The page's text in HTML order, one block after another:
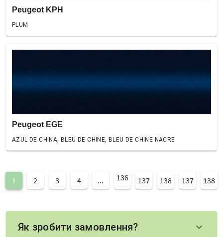
Peugeot KPH
PLUM
Peugeot EGE
AZUL DE CHINA, BLEU DE CHINE, BLEU DE CHINE NACRE
1 2 3 4 ... 136 137 138 137 138
Як зробити замовлення? keyboard_arrow_down